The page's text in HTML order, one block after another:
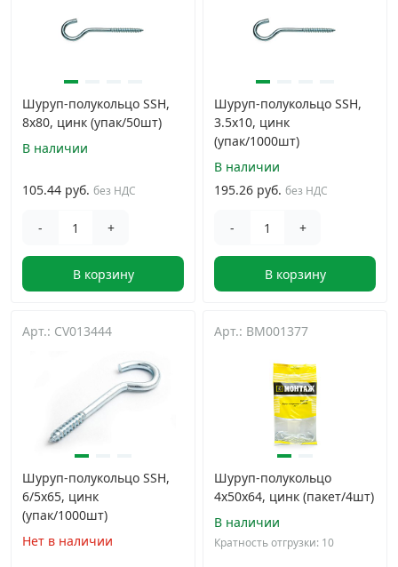
Шуруп-полукольцо SSH,
8х80, цинк (упак/50шт)
В наличии
105.44 руб. без НДС
- +
В корзину
Шуруп-полукольцо SSH,
3.5х10, цинк
(упак/1000шт)
В наличии
195.26 руб. без НДС
- +
В корзину
Арт.: CV013444
Шуруп-полукольцо SSH,
6/5х65, цинк
(упак/1000шт)
Нет в наличии
Арт.: BM001377
Шуруп-полукольцо
4х50х64, цинк (пакет/4шт)
В наличии
Кратность отгрузки: 10